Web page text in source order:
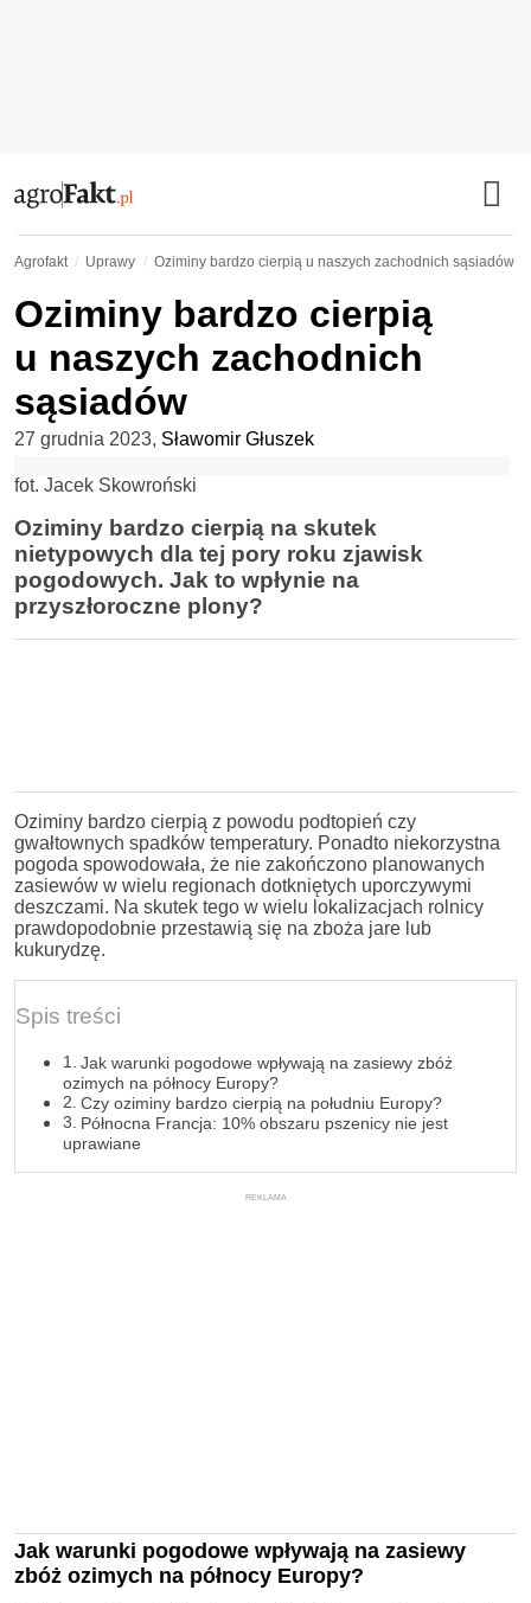
Agrofakt Uprawy Oziminy bardzo cierpią u naszych zachodnich sąsiadów
Oziminy bardzo cierpią
u naszych zachodnich
sąsiadów
27 grudnia 2023, Sławomir Głuszek
fot. Jacek Skowroński
Oziminy bardzo cierpią na skutek
nietypowych dla tej pory roku zjawisk
pogodowych. Jak to wpłynie na
przyszłoroczne plony?
Oziminy bardzo cierpią z powodu podtopień czy
gwałtownych spadków temperatury. Ponadto niekorzystna
pogoda spowodowała, że nie zakończono planowanych
zasiewów w wielu regionach dotkniętych uporczywymi
deszczami. Na skutek tego w wielu lokalizacjach rolnicy
prawdopodobnie przestawią się na zboża jare lub
kukurydzę.
Spis treści
Jak warunki pogodowe wpływają na zasiewy zbóż
ozimych na północy Europy?
Czy oziminy bardzo cierpią na południu Europy?
Północna Francja: 10% obszaru pszenicy nie jest
uprawiane
REKLAMA
Jak warunki pogodowe wpływają na zasiewy
zbóż ozimych na północy Europy?